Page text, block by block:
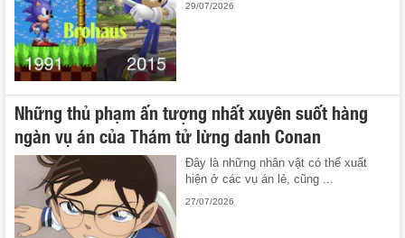
29/07/2026
Những thủ phạm ấn tượng nhất xuyên suốt hàng
ngàn vụ án của Thám tử lừng danh Conan
Đây là những nhân vật có thể xuất
hiện ở các vụ án lẻ, cũng ...
27/07/2026